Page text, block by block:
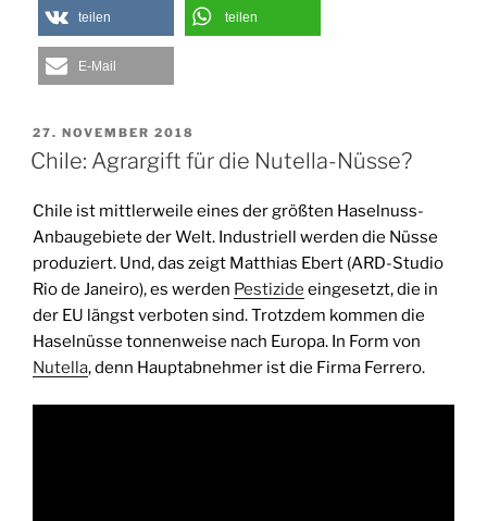
teilen teilen
E-Mail
VERÖFFENTLICHT
AM
27. NOVEMBER 2018
Chile: Agrargift für die Nutella-Nüsse?
Chile ist mittlerweile eines der größten Haselnuss-
Anbaugebiete der Welt. Industriell werden die Nüsse
produziert. Und, das zeigt Matthias Ebert (ARD-Studio
Rio de Janeiro), es werden Pestizide eingesetzt, die in
der EU längst verboten sind. Trotzdem kommen die
Haselnüsse tonnenweise nach Europa. In Form von
Nutella, denn Hauptabnehmer ist die Firma Ferrero.